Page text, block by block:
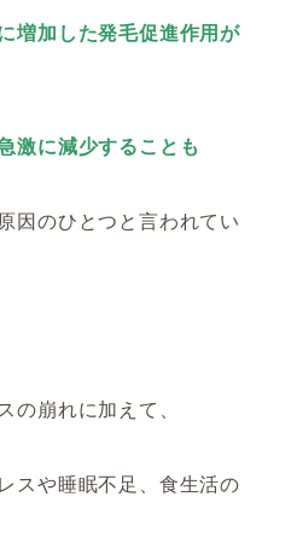
増加した発毛促進作用が
激に減少することも
因のひとつと言われてい
の崩れに加えて、
スや睡眠不足、 食生活の